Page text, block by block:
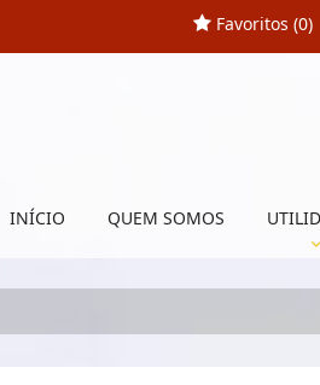
Favoritos (0)
INÍCIO QUEM SOMOS